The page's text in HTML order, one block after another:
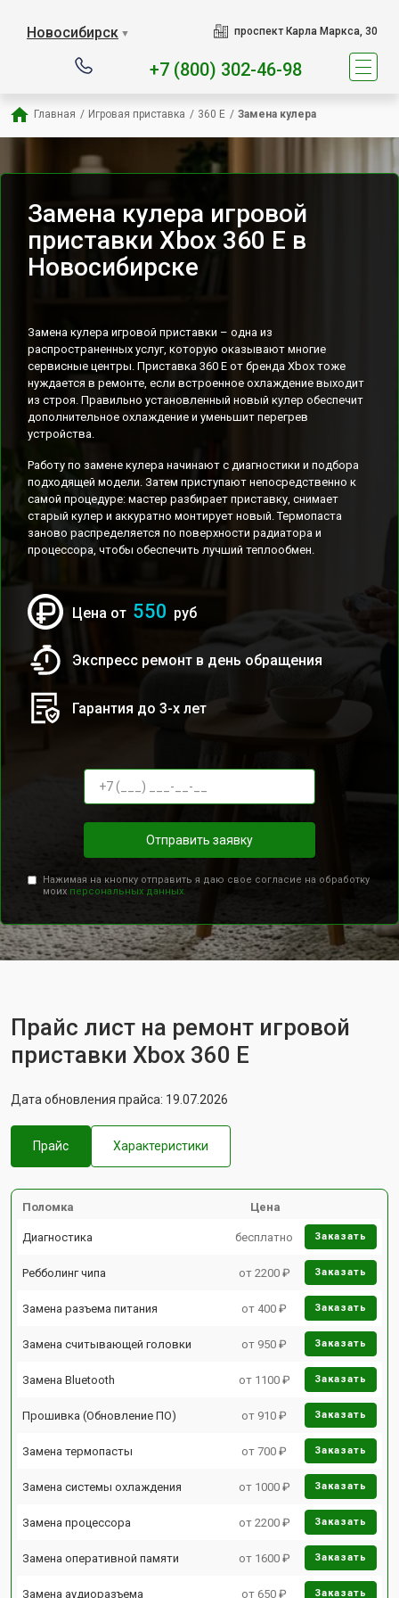
Новосибирск ▼ проспект Карла Маркса, 30
+7 (800) 302-46-98
Главная / Игровая приставка / 360 E / Замена кулера
Замена кулера игровой
приставки Xbox 360 E в
Новосибирске
Замена кулера игровой приставки – одна из
распространенных услуг, которую оказывают многие
сервисные центры. Приставка 360 E от бренда Xbox тоже
нуждается в ремонте, если встроенное охлаждение выходит
из строя. Правильно установленный новый кулер обеспечит
дополнительное охлаждение и уменьшит перегрев
устройства.
Работу по замене кулера начинают с диагностики и подбора
подходящей модели. Затем приступают непосредственно к
самой процедуре: мастер разбирает приставку, снимает
старый кулер и аккуратно монтирует новый. Термопаста
заново распределяется по поверхности радиатора и
процессора, чтобы обеспечить лучший теплообмен.
Цена от 550 руб
Экспресс ремонт в день обращения
Гарантия до 3-х лет
Отправить заявку
Нажимая на кнопку отправить я даю свое согласие на обработку
моих персональных данных.
Прайс лист на ремонт игровой
приставки Xbox 360 E
Дата обновления прайса: 19.07.2026
Прайс Характеристики
Поломка Цена
Диагностика бесплатно Заказать
Ребболинг чипа от 2200 ₽ Заказать
Замена разъема питания от 400 ₽ Заказать
Замена считывающей головки от 950 ₽ Заказать
Замена Bluetooth от 1100 ₽ Заказать
Прошивка (Обновление ПО) от 910 ₽ Заказать
Замена термопасты от 700 ₽ Заказать
Замена системы охлаждения от 1000 ₽ Заказать
Замена процессора от 2200 ₽ Заказать
Замена оперативной памяти от 1600 ₽ Заказать
Замена аудиоразъема от 650 ₽ Заказать